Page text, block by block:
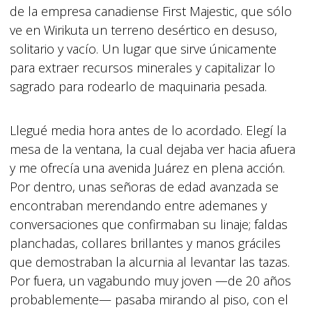
de la empresa canadiense First Majestic, que sólo
ve en Wirikuta un terreno desértico en desuso,
solitario y vacío. Un lugar que sirve únicamente
para extraer recursos minerales y capitalizar lo
sagrado para rodearlo de maquinaria pesada.
Llegué media hora antes de lo acordado. Elegí la
mesa de la ventana, la cual dejaba ver hacia afuera
y me ofrecía una avenida Juárez en plena acción.
Por dentro, unas señoras de edad avanzada se
encontraban merendando entre ademanes y
conversaciones que confirmaban su linaje; faldas
planchadas, collares brillantes y manos gráciles
que demostraban la alcurnia al levantar las tazas.
Por fuera, un vagabundo muy joven —de 20 años
probablemente— pasaba mirando al piso, con el